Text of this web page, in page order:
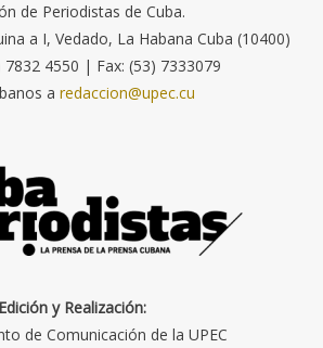
de Periodistas de Cuba.
a I, Vedado, La Habana Cuba (10400)
7832 4550 | Fax: (53) 7333079
a redaccion@upec.cu
Edición y Realización:
de Comunicación de la UPEC